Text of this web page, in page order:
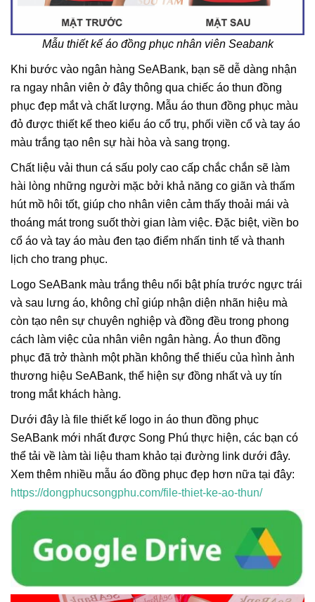
Mẫu thiết kế áo đồng phục nhân viên Seabank
Khi bước vào ngân hàng SeABank, bạn sẽ dễ dàng nhận
ra ngay nhân viên ở đây thông qua chiếc áo thun đồng
phục đẹp mắt và chất lượng. Mẫu áo thun đồng phục màu
đỏ được thiết kế theo kiểu áo cổ trụ, phối viền cổ và tay áo
màu trắng tạo nên sự hài hòa và sang trọng.
Chất liệu vải thun cá sấu poly cao cấp chắc chắn sẽ làm
hài lòng những người mặc bởi khả năng co giãn và thấm
hút mồ hôi tốt, giúp cho nhân viên cảm thấy thoải mái và
thoáng mát trong suốt thời gian làm việc. Đặc biệt, viền bo
cổ áo và tay áo màu đen tạo điểm nhấn tinh tế và thanh
lịch cho trang phục.
Logo SeABank màu trắng thêu nổi bật phía trước ngực trái
và sau lưng áo, không chỉ giúp nhận diện nhãn hiệu mà
còn tạo nên sự chuyên nghiệp và đồng đều trong phong
cách làm việc của nhân viên ngân hàng. Áo thun đồng
phục đã trở thành một phần không thể thiếu của hình ảnh
thương hiệu SeABank, thể hiện sự đồng nhất và uy tín
trong mắt khách hàng.
Dưới đây là file thiết kế logo in áo thun đồng phục
SeABank mới nhất được Song Phú thực hiện, các bạn có
thể tải về làm tài liệu tham khảo tại đường link dưới đây.
Xem thêm nhiều mẫu áo đồng phục đẹp hơn nữa tại đây:
https://dongphucsongphu.com/file-thiet-ke-ao-thun/